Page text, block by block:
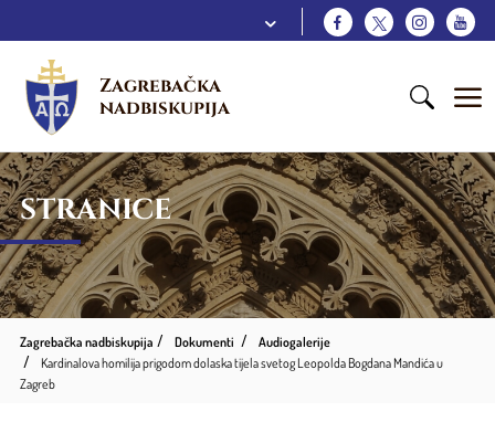
Zagrebačka
nadbiskupija
STRANICE
Zagrebačka nadbiskupija Dokumenti
Audiogalerije
Kardinalova homilija prigodom dolaska tijela svetog Leopolda Bogdana Mandića u
Zagreb